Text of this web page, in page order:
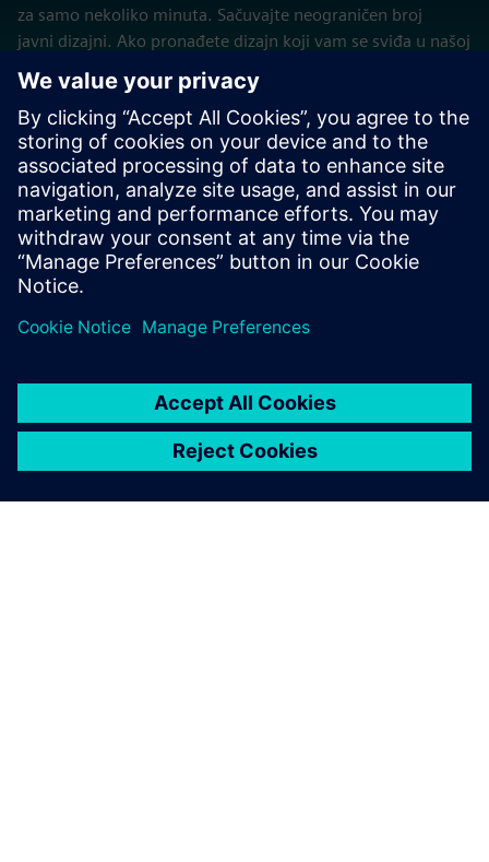
za samo nekoliko minuta. Sačuvajte neograničen broj
javni dizajni. Ako pronađete dizajn koji vam se sviđa u našoj
zajednici, možete izvršiti izmene u dizajnu bez uticaja na
original i sačuvati kopiju za sebe.
Posetite PartQuest Explore